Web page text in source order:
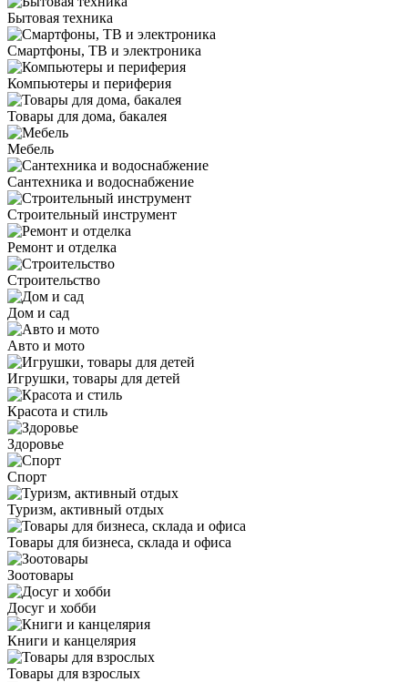
Бытовая техника
Смартфоны, ТВ и электроника
Компьютеры и периферия
Товары для дома, бакалея
Мебель
Сантехника и водоснабжение
Строительный инструмент
Ремонт и отделка
Строительство
Дом и сад
Авто и мото
Игрушки, товары для детей
Красота и стиль
Здоровье
Спорт
Туризм, активный отдых
Товары для бизнеса, склада и офиса
Зоотовары
Досуг и хобби
Книги и канцелярия
Товары для взрослых